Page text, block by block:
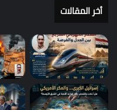
أخر المقالات